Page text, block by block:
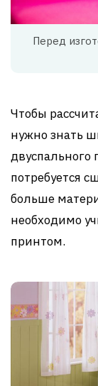
Перед
Чтобы
нужно знать
потребуется
больше
необходимо
принтом.